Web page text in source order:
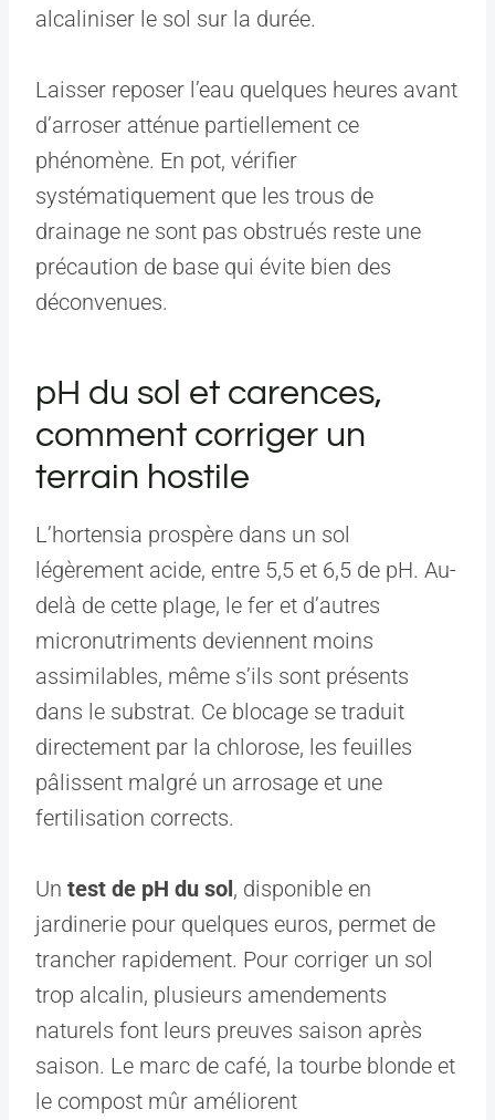
alcaliniser le sol sur la durée.
Laisser reposer l’eau quelques heures avant
d’arroser atténue partiellement ce
phénomène. En pot, vérifier
systématiquement que les trous de
drainage ne sont pas obstrués reste une
précaution de base qui évite bien des
déconvenues.
pH du sol et carences,
comment corriger un
terrain hostile
L’hortensia prospère dans un sol
légèrement acide, entre 5,5 et 6,5 de pH. Au-
delà de cette plage, le fer et d’autres
micronutriments deviennent moins
assimilables, même s’ils sont présents
dans le substrat. Ce blocage se traduit
directement par la chlorose, les feuilles
pâlissent malgré un arrosage et une
fertilisation corrects.
Un test de pH du sol, disponible en
jardinerie pour quelques euros, permet de
trancher rapidement. Pour corriger un sol
trop alcalin, plusieurs amendements
naturels font leurs preuves saison après
saison. Le marc de café, la tourbe blonde et
le compost mûr améliorent